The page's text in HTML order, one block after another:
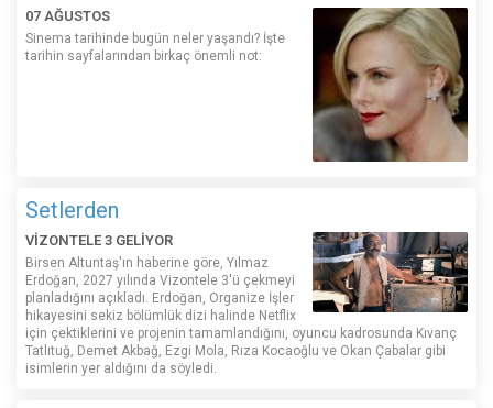
07 AĞUSTOS
Sinema tarihinde bugün neler yaşandı? İşte
tarihin sayfalarından birkaç önemli not:
Setlerden
VİZONTELE 3 GELİYOR
Birsen Altuntaş'ın haberine göre, Yılmaz
Erdoğan, 2027 yılında Vizontele 3'ü çekmeyi
planladığını açıkladı. Erdoğan, Organize İşler
hikayesini sekiz bölümlük dizi halinde Netflix
için çektiklerini ve projenin tamamlandığını, oyuncu kadrosunda Kıvanç
Tatlıtuğ, Demet Akbağ, Ezgi Mola, Rıza Kocaoğlu ve Okan Çabalar gibi
isimlerin yer aldığını da söyledi.